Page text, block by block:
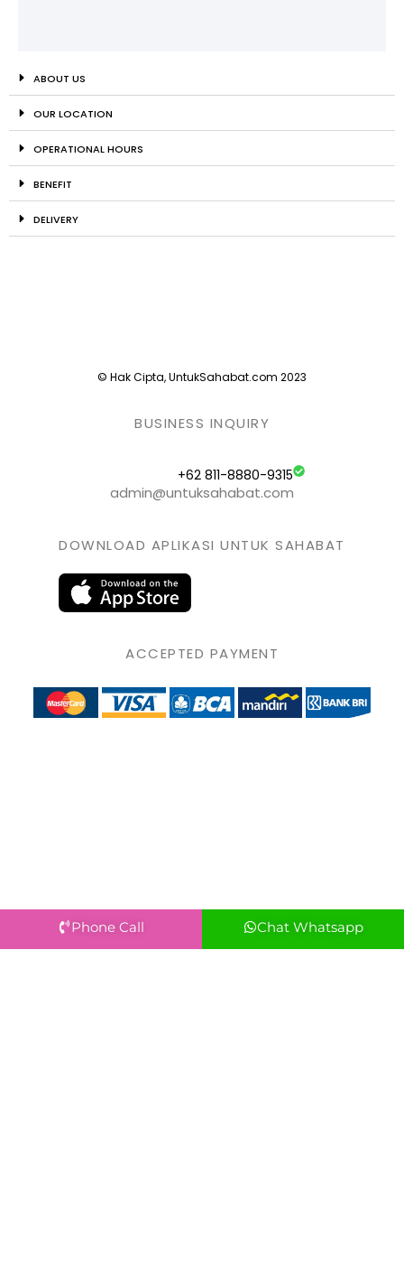
ABOUT US
OUR LOCATION
OPERATIONAL HOURS
BENEFIT
DELIVERY
© Hak Cipta, UntukSahabat.com 2023
BUSINESS INQUIRY
+62 811-8880-9315
admin@untuksahabat.com
DOWNLOAD APLIKASI UNTUK SAHABAT
ACCEPTED PAYMENT
Phone Call Chat Whatsapp